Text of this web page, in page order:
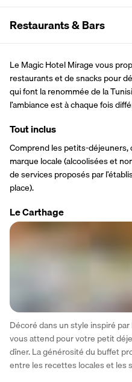
Restaurants & Bars
Le Magic Hotel Mirage vous
restaurants et de snacks pour
qui font la renommée de la
l’ambiance est à chaque fois
Tout inclus
Comprend les petits-déjeuners,
marque locale (alcoolisées et
de services proposés par
place).
Le Carthage
Décoré dans un style inspiré
vous attend pour votre petit
dîner. La générosité du buffet
entre les recettes locales et les